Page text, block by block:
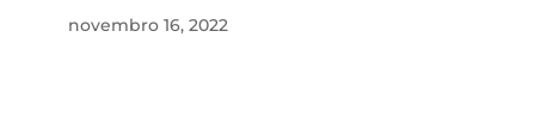
novembro 16, 2022